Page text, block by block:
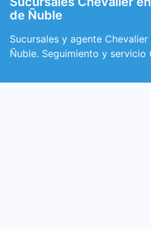
de Ñuble
Sucursales y agente
Ñuble. Seguimiento y servicio